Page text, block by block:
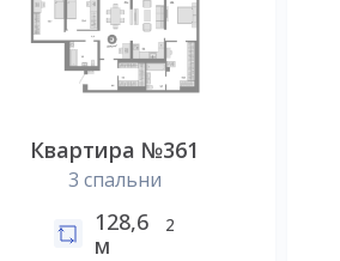
Квартира №361
3 спальни
128,6
м
2